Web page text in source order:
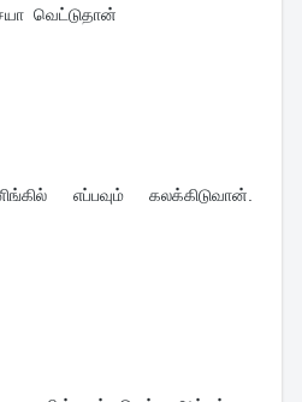
வெட்டுதான்
எப்பவும் கலக்கிடுவான்.